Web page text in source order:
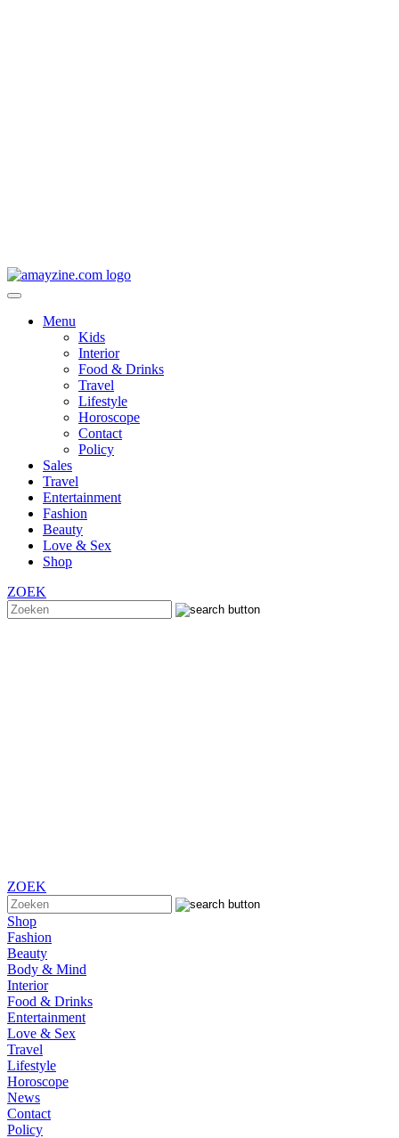
Menu
Kids
Interior
Food & Drinks
Travel
Lifestyle
Horoscope
Contact
Policy
Sales
Travel
Entertainment
Fashion
Beauty
Love & Sex
Shop
ZOEK
ZOEK
Shop
Fashion
Beauty
Body & Mind
Interior
Food & Drinks
Entertainment
Love & Sex
Travel
Lifestyle
Horoscope
News
Contact
Policy